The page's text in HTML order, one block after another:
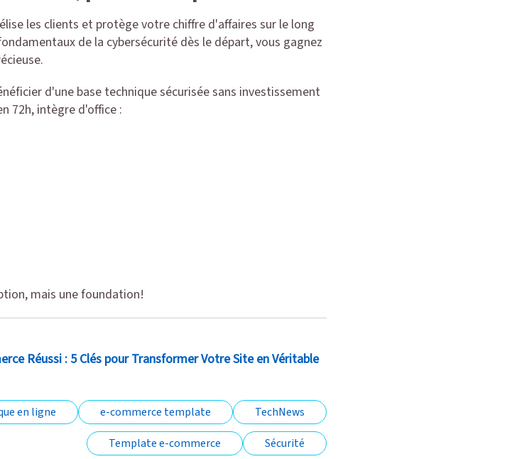
les clients et protège votre chiffre d'affaires sur le long
de la cybersécurité dès le départ, vous gagnez
d'une base technique sécurisée sans investissement
72h, intègre d'office :
mais une foundation!
Réussi : 5 Clés pour Transformer Votre Site en Véritable
en ligne e-commerce template
TechNews
Template e-commerce
Sécurité